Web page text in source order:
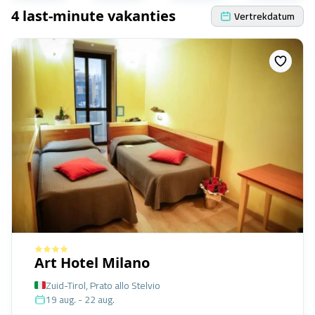
4 last-minute vakanties Vertrekdatum
Art Hotel Milano
Zuid-Tirol, Prato allo Stelvio
19 aug. - 22 aug.